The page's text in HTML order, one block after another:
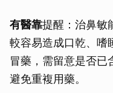
有醫靠提醒：治鼻敏
較容易造成口乾、嗜
冒藥，需留意是否已
避免重複用藥。